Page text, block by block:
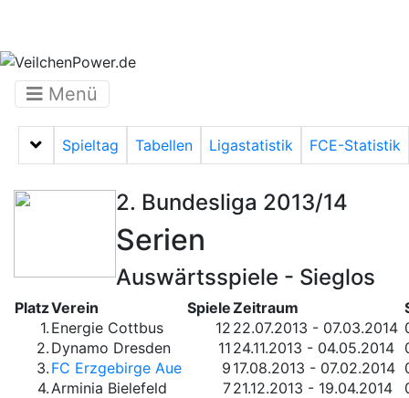
Menü
Menü auf-/zuklappen
Spieltag Tabellen Ligastatistik FCE-Statistik
2. Bundesliga 2013/14
Serien
Auswärtsspiele - Sieglos
PlatzVerein SpieleZeitraum
1. Energie Cottbus 12 22.07.2013 - 07.03.2014
2. Dynamo Dresden 11 24.11.2013 - 04.05.2014
3. FC Erzgebirge Aue 9 17.08.2013 - 07.02.2014
4.Arminia Bielefeld 721.12.2013 - 19.04.2014